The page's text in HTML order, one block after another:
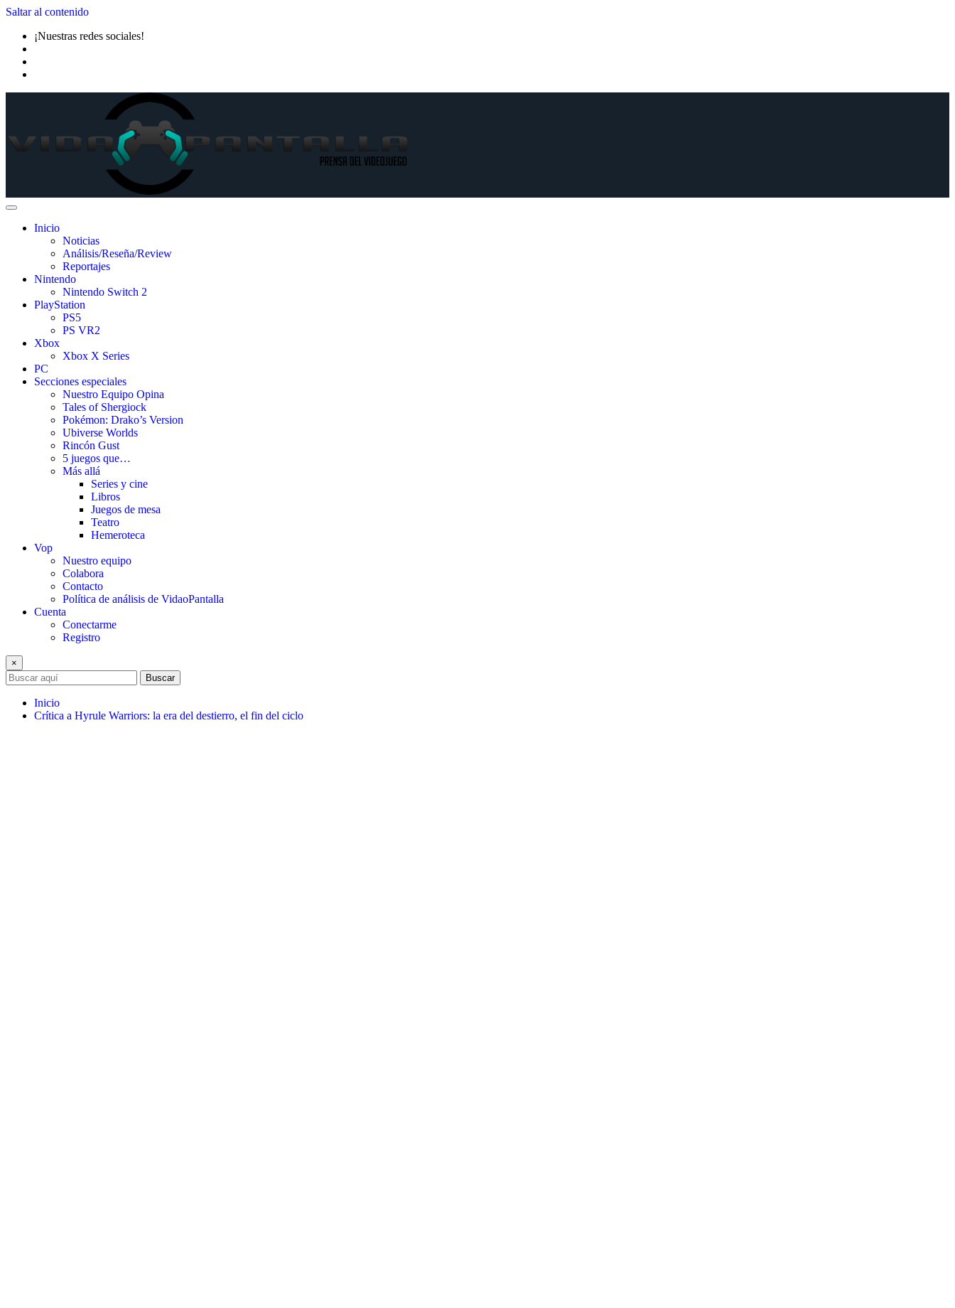
Saltar al contenido
¡Nuestras redes sociales!
Inicio
Noticias
Análisis/Reseña/Review
Reportajes
Nintendo
Nintendo Switch 2
PlayStation
PS5
PS VR2
Xbox
Xbox X Series
PC
Secciones especiales
Nuestro Equipo Opina
Tales of Shergiock
Pokémon: Drako’s Version
Ubiverse Worlds
Rincón Gust
5 juegos que…
Más allá
Series y cine
Libros
Juegos de mesa
Teatro
Hemeroteca
Vop
Nuestro equipo
Colabora
Contacto
Política de análisis de VidaoPantalla
Cuenta
Conectarme
Registro
×
Buscar
Inicio
Crítica a Hyrule Warriors: la era del destierro, el fin del ciclo